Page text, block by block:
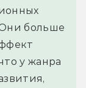
больше
у жанра